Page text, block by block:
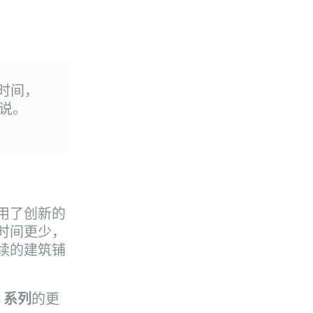
，
。
了创新的
更少，
的建筑铺
系列 的更